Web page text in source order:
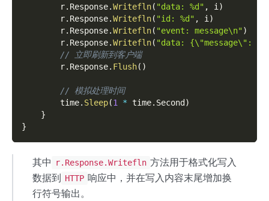
        r
. Response.Writefln( "data: %d" , i )
        r
. Response.Writefln( "id: %d" , i )
        r
. Response.Writefln( "event: message\n")
        r
. Response.Writefln( "data: {\"message\":
// 立即刷新到客户端
        r
. Response. Flush( )
// 模拟处理时间
        time
. Sleep(1 * time. Second )
}
}
其中 r.Response.Writefln 方法用于格式化写入
数据到 HTTP 响应中，并在写入内容末尾增加换
行符号输出。